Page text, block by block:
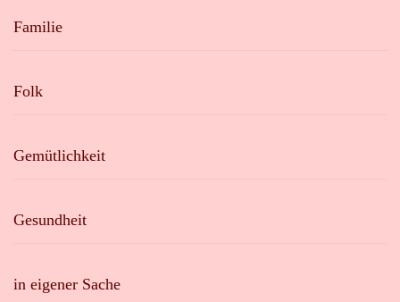
Familie
Folk
Gemütlichkeit
Gesundheit
in eigener Sache